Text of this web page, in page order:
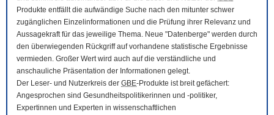
Produkte entfällt die aufwändige Suche nach den mitunter schwer
zugänglichen Einzelinformationen und die Prüfung ihrer Relevanz und
Aussagekraft für das jeweilige Thema. Neue "Datenberge" werden durch
den überwiegenden Rückgriff auf vorhandene statistische Ergebnisse
vermieden. Großer Wert wird auch auf die verständliche und
anschauliche Präsentation der Informationen gelegt.
Der Leser- und Nutzerkreis der GBE-Produkte ist breit gefächert:
Angesprochen sind Gesundheitspolitikerinnen und -politiker,
Expertinnen und Experten in wissenschaftlichen